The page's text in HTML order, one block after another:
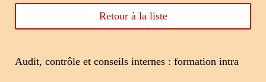
Retour à la liste
Audit, contrôle et conseils internes : formation intra